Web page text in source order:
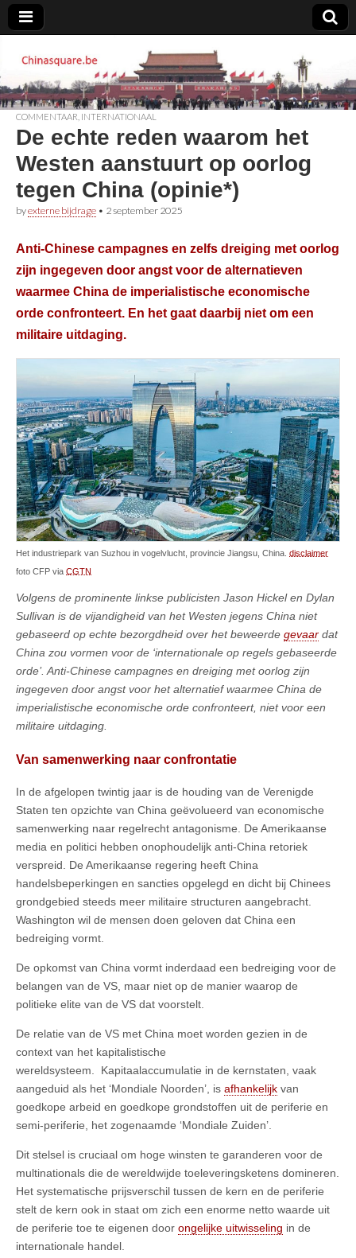
Chinasquare.be
COMMENTAAR INTERNATIONAAL
De echte reden waarom het
Westen aanstuurt op oorlog
tegen China (opinie*)
byexterne bijdrage • 2 september 2025
Anti-Chinese campagnes en zelfs dreiging met oorlog
zijn ingegeven door angst voor de alternatieven
waarmee China de imperialistische economische
orde confronteert. En het gaat daarbij niet om een
militaire uitdaging.
Het industriepark van Suzhou in vogelvlucht, provincie Jiangsu, China. disclaimer
foto CFP via CGTN
Volgens de prominente linkse publicisten Jason Hickel en Dylan
Sullivan is de vijandigheid van het Westen jegens China niet
gebaseerd op echte bezorgdheid over het beweerde gevaar dat
China zou vormen voor de ‘internationale op regels gebaseerde
orde’. Anti-Chinese campagnes en dreiging met oorlog zijn
ingegeven door angst voor het alternatief waarmee China de
imperialistische economische orde confronteert, niet voor een
militaire uitdaging.
Van samenwerking naar confrontatie
In de afgelopen twintig jaar is de houding van de Verenigde
Staten ten opzichte van China geëvolueerd van economische
samenwerking naar regelrecht antagonisme. De Amerikaanse
media en politici hebben onophoudelijk anti-China retoriek
verspreid. De Amerikaanse regering heeft China
handelsbeperkingen en sancties opgelegd en dicht bij Chinees
grondgebied steeds meer militaire structuren aangebracht.
Washington wil de mensen doen geloven dat China een
bedreiging vormt.
De opkomst van China vormt inderdaad een bedreiging voor de
belangen van de VS, maar niet op de manier waarop de
politieke elite van de VS dat voorstelt.
De relatie van de VS met China moet worden gezien in de
context van het kapitalistische
wereldsysteem. Kapitaalaccumulatie in de kernstaten, vaak
aangeduid als het ‘Mondiale Noorden’, is afhankelijk van
goedkope arbeid en goedkope grondstoffen uit de periferie en
semi-periferie, het zogenaamde ‘Mondiale Zuiden’.
Dit stelsel is cruciaal om hoge winsten te garanderen voor de
multinationals die de wereldwijde toeleveringsketens domineren.
Het systematische prijsverschil tussen de kern en de periferie
stelt de kern ook in staat om zich een enorme netto waarde uit
de periferie toe te eigenen door ongelijke uitwisseling in de
internationale handel.